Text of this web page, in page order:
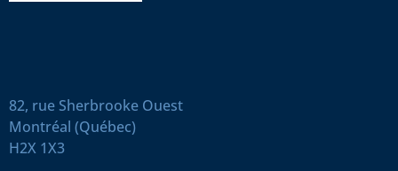
82, rue Sherbrooke Ouest
Montréal (Québec)
H2X 1X3